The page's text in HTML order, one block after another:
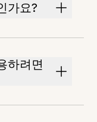
가요?
하려면